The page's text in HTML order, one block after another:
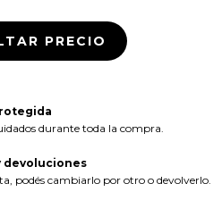
durante toda la compra.
devoluciones
podés cambiarlo por otro o devolverlo.